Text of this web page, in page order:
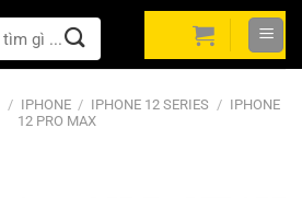
/ IPHONE / IPHONE 12 SERIES / IPHONE
12 PRO MAX